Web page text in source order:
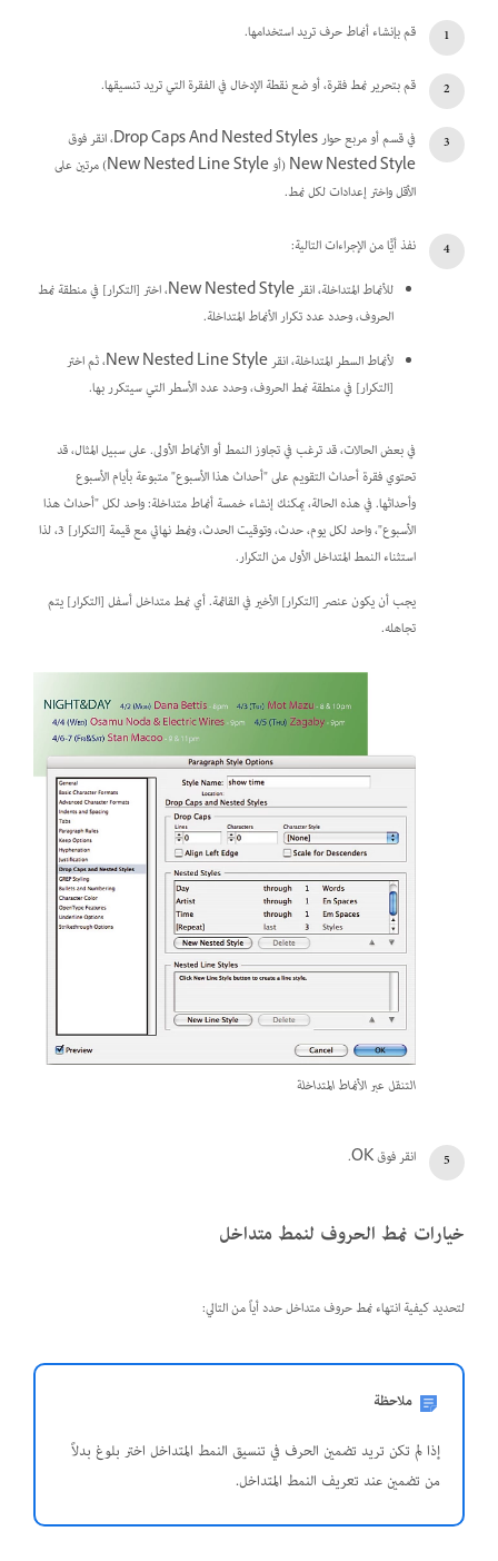
قم بإنشاء أنماط حرف تريد استخدامها.
قم بتحرير نمط فقرة، أو ضع نقطة الإدخال في الفقرة التي تريد تنسيقها.
في قسم أو مربع حوار Drop Caps And Nested Styles، انقر فوق
New Nested Style (أو New Nested Line Style) مرتين على
الأقل واختر إعدادات لكل نمط.
‏‫نفذ أيًّا من الإجراءات التالية:‬
للأنماط المتداخلة، انقر New Nested Style، اختر [التكرار] في منطقة نمط
الحروف، وحدد عدد تكرار الأنماط المتداخلة.
لأنماط السطر المتداخلة، انقر New Nested Line Style، ثم اختر
[التكرار] في منطقة نمط الحروف، وحدد عدد الأسطر التي سيتكرر بها.
في بعض الحالات، قد ترغب في تجاوز النمط أو الأنماط الأولى. على سبيل المثال، قد
تحتوي فقرة أحداث التقويم على "أحداث هذا الأسبوع" متبوعة بأيام الأسبوع
وأحداثها. في هذه الحالة، يمكنك إنشاء خمسة أنماط متداخلة: واحد لكل "أحداث هذا
الأسبوع"، واحد لكل يوم، حدث، وتوقيت الحدث، ونمط نهائي مع قيمة [التكرار] 3، لذا
استثناء النمط المتداخل الأول من التكرار.
يجب أن يكون عنصر [التكرار] الأخير في القائمة. أي نمط متداخل أسفل [التكرار] يتم
تجاهله.
التنقل عبر الأنماط المتداخلة
انقر فوق OK.
خيارات نمط الحروف لنمط متداخل
لتحديد كيفية انتهاء نمط حروف متداخل حدد أياً من التالي:
ملاحظة
إذا لم تكن تريد تضمين الحرف في تنسيق النمط المتداخل اختر بلوغ بدلاً
من تضمين عند تعريف النمط المتداخل.